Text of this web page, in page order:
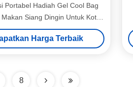
Portabel Hadiah Gel Cool Bag
Siang Dingin Untuk Kotak
Makan Siang
Harga Terbaik
8